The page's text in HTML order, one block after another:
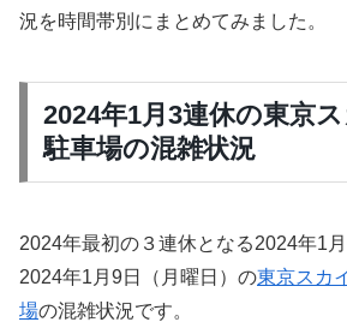
況を時間帯別にまとめてみました。
2024年1月3連休の東京
駐車場の混雑状況
2024年最初の３連休となる2024年1
2024年1月9日（月曜日）の東京スカ
場の混雑状況です。